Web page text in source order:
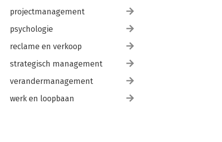
projectmanagement
psychologie
reclame en verkoop
strategisch management
verandermanagement
werk en loopbaan